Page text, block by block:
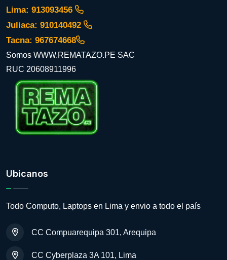
Lima: 913093456
Juliaca: 910140492
Tacna: 967674668
Somos WWW.REMATAZO.PE SAC
RUC 20608911996
Ubicanos
Todo Computo, Laptops en Lima y envio a todo el país
CC Compuarequipa 301, Arequipa
CC Cyberplaza 3A 101, Lima